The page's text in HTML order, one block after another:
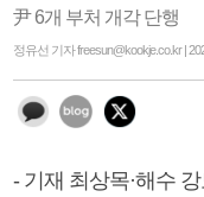
尹 6개 부처 개각 단행
정유선 기자 freesun@kookje.co.kr |
- 기재 최상목·해수